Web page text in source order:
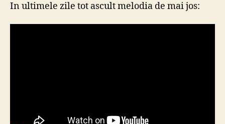
In ultimele zile tot ascult melodia de mai jos: